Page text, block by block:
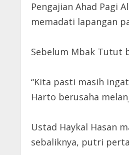
Pengajian Ahad Pagi
memadati lapangan
Sebelum Mbak Tutut
“Kita pasti masih
Harto berusaha
Ustad Haykal Hasan
sebaliknya, putri